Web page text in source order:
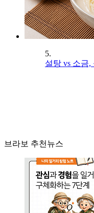
5.
설탕 vs 소금
브라보 추천뉴스